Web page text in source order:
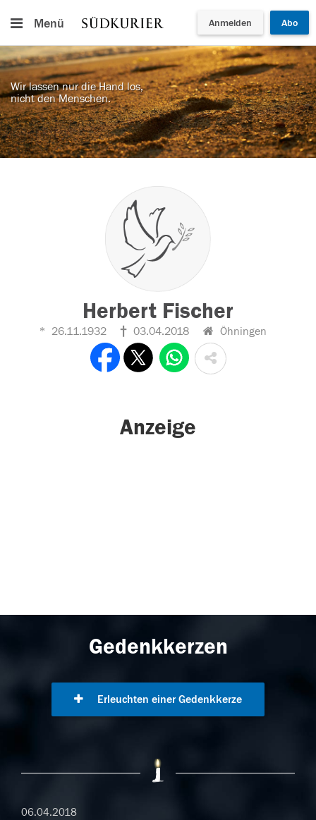
Menü Anmelden Abo
Wir lassen nur die Hand los,
nicht den Menschen.
Herbert Fischer
26.11.1932 03.04.2018 Öhningen
Anzeige
Gedenkkerzen
Erleuchten einer Gedenkkerze
06.04.2018